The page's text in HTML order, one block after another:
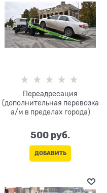
Переадресация
(дополнительная перевозка
а/м в пределах города)
500 руб.
ДОБАВИТЬ